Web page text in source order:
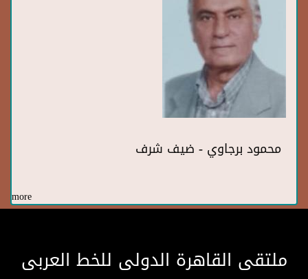
محمود برجاوي - ضيف شرف
more
ملتقى القاهرة الدولى للخط العربى